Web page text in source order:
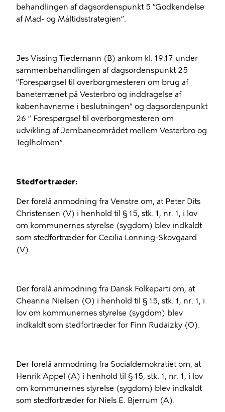
behandlingen af dagsordenspunkt 5 ”Godkendelse
af Mad- og Måltidsstrategien”.
Jes Vissing Tiedemann (B) ankom kl. 19.17 under
sammenbehandlingen af dagsordenspunkt 25
”Forespørgsel til overborgmesteren om brug af
baneterrænet på Vesterbro og inddragelse af
københavnerne i beslutningen” og dagsordenpunkt
26 ” Forespørgsel til overborgmesteren om
udvikling af Jernbaneområdet mellem Vesterbro og
Teglholmen”.
Stedfortræder:
Der forelå anmodning fra Venstre om, at Peter Dits
Christensen (V) i henhold til § 15, stk. 1, nr. 1, i lov
om kommunernes styrelse (sygdom) blev indkaldt
som stedfortræder for Cecilia Lonning-Skovgaard
(V).
Der forelå anmodning fra Dansk Folkeparti om, at
Cheanne Nielsen (O) i henhold til § 15, stk. 1, nr. 1, i
lov om kommunernes styrelse (sygdom) blev
indkaldt som stedfortræder for Finn Rudaizky (O).
Der forelå anmodning fra Socialdemokratiet om, at
Henrik Appel (A) i henhold til § 15, stk. 1, nr. 1, i lov
om kommunernes styrelse (sygdom) blev indkaldt
som stedfortræder for Niels E. Bjerrum (A).